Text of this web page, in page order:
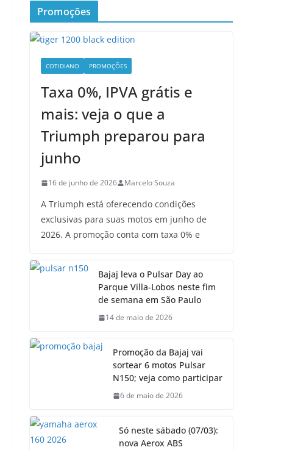
Promoções
COTIDIANO PROMOÇÕES
Taxa 0%, IPVA grátis e
mais: veja o que a
Triumph preparou para
junho
16 de junho de 2026 Marcelo Souza
A Triumph está oferecendo condições
exclusivas para suas motos em junho de
2026. A promoção conta com taxa 0% e
Bajaj leva o Pulsar Day ao
Parque Villa-Lobos neste fim
de semana em São Paulo
14 de maio de 2026
Promoção da Bajaj vai
sortear 6 motos Pulsar
N150; veja como participar
6 de maio de 2026
Só neste sábado (07/03):
nova Aerox ABS